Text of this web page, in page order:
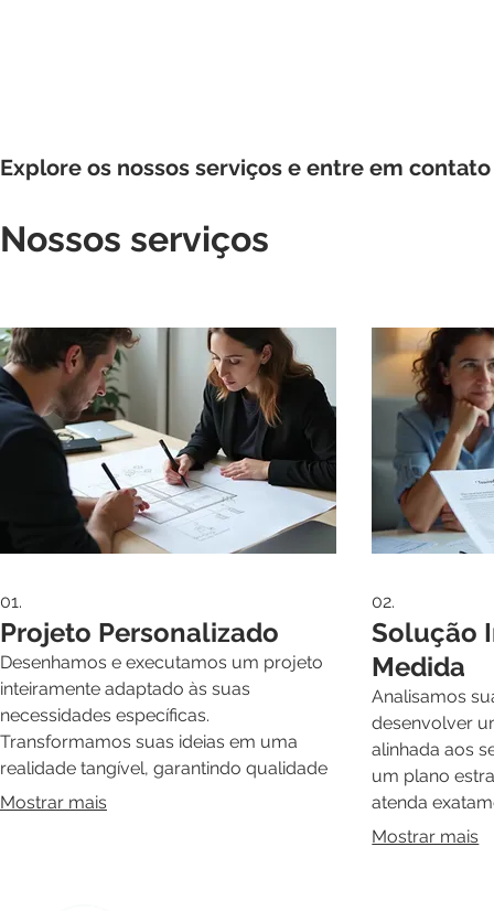
Explore os nossos serviços e entre em contato
Nossos serviços
01.
Projeto Personalizado
Desenhamos e executamos um projeto
inteiramente adaptado às suas
necessidades específicas.
Transformamos suas ideias em uma
realidade tangível, garantindo qualidade
e exclusividade em cada detalhe para
Mostrar mais
02.
Solução
Medida
Analisamos
desenvolver
alinhada aos
um plano
atenda
otimizando
Mostrar mais